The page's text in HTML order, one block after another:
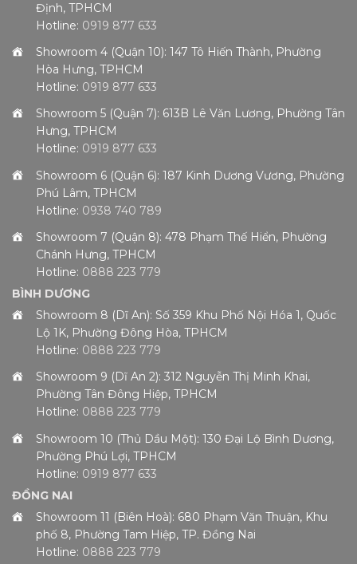
Định, TPHCM
Hotline: 0919 877 633
Showroom 4 (Quận 10): 147 Tô Hiến Thành, Phường
Hòa Hưng, TPHCM
Hotline: 0919 877 633
Showroom 5 (Quận 7): 613B Lê Văn Lương, Phường Tân
Hưng, TPHCM
Hotline: 0919 877 633
Showroom 6 (Quận 6): 187 Kinh Dương Vương, Phường
Phú Lâm, TPHCM
Hotline: 0938 740 789
Showroom 7 (Quận 8): 478 Phạm Thế Hiển, Phường
Chánh Hưng, TPHCM
Hotline: 0888 223 779
BÌNH DƯƠNG
Showroom 8 (Dĩ An): Số 359 Khu Phố Nội Hóa 1, Quốc
Lộ 1K, Phường Đông Hòa, TPHCM
Hotline: 0888 223 779
Showroom 9 (Dĩ An 2): 312 Nguyễn Thị Minh Khai,
Phường Tân Đông Hiệp, TPHCM
Hotline: 0888 223 779
Showroom 10 (Thủ Dầu Một): 130 Đại Lộ Bình Dương,
Phường Phú Lợi, TPHCM
Hotline: 0919 877 633
ĐỒNG NAI
Showroom 11 (Biên Hoà): 680 Phạm Văn Thuận, Khu
phố 8, Phường Tam Hiệp, TP. Đồng Nai
Hotline: 0888 223 779